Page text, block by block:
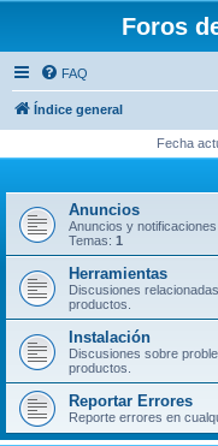
Foros
FAQ
Índice general
Fecha
Anuncios
Anuncios y
Temas: 1
Herramientas
Discusiones
productos.
Instalación
Discusiones sobre
productos.
Reportar Errores
Reporte errores en